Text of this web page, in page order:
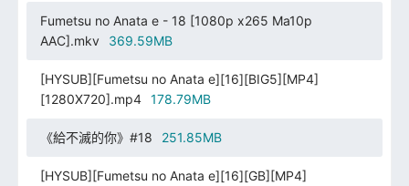
Fumetsu no Anata e - 18 [1080p x265 Ma10p
AAC].mkv
369.59MB
[HYSUB][Fumetsu no Anata e][16][BIG5][MP4]
[1280X720].mp4
178.79MB
《給不滅的你》#18 251.85MB
[HYSUB][Fumetsu no Anata e][16][GB][MP4]